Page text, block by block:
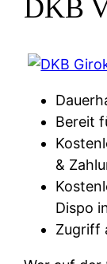
DKB
Bereit
&
Dispo
Zugriff